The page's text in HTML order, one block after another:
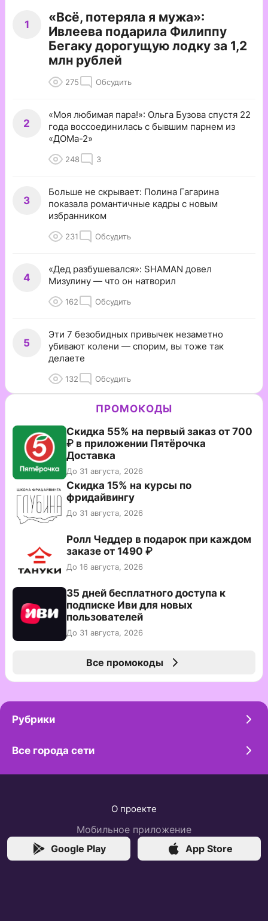
1
«Всё, потеряла я мужа»:
Ивлеева подарила Филиппу
Бегаку дорогущую лодку за 1,2
млн рублей
275 Обсудить
2
«Моя любимая пара!»: Ольга Бузова спустя 22
года воссоединилась с бывшим парнем из
«ДОМа-2»
248 3
3
Больше не скрывает: Полина Гагарина
показала романтичные кадры с новым
избранником
231 Обсудить
4
«Дед разбушевался»: SHAMAN довел
Мизулину — что он натворил
162 Обсудить
5
Эти 7 безобидных привычек незаметно
убивают колени — спорим, вы тоже так
делаете
132 Обсудить
ПРОМОКОДЫ
Скидка 55% на первый заказ от 700
₽ в приложении Пятёрочка
Доставка
До 31 августа, 2026
Скидка 15% на курсы по
фридайвингу
До 31 августа, 2026
Ролл Чеддер в подарок при каждом
заказе от 1490 ₽
До 16 августа, 2026
35 дней бесплатного доступа к
подписке Иви для новых
пользователей
До 31 августа, 2026
Все промокоды
Рубрики
Все города сети
О проекте
Мобильное приложение
Google Play
App Store